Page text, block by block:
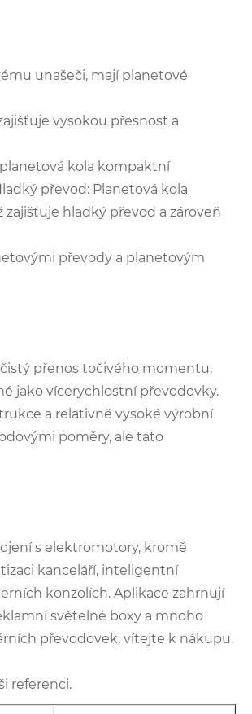
unašeči, mají planetové
vysokou přesnost a
kola kompaktní
převod: Planetová kola
hladký převod a zároveň
převody a planetovým
přenos točivého momentu,
jako vícerychlostní převodovky.
a relativně vysoké výrobní
poměry, ale tato
s elektromotory, kromě
kanceláří, inteligentní
konzolích. Aplikace zahrnují
světelné boxy a mnoho
převodovek, vítejte k nákupu.
referenci.